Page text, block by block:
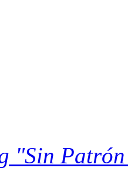
"Sin